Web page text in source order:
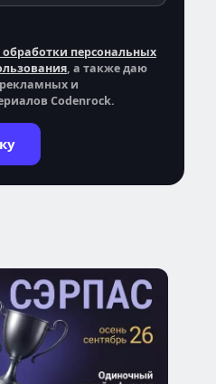
персональных
, а также даю
рекламных и
Codenrock.